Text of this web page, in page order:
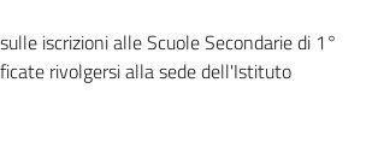
iscrizioni alle Scuole Secondarie di 1°
rivolgersi alla sede dell'Istituto